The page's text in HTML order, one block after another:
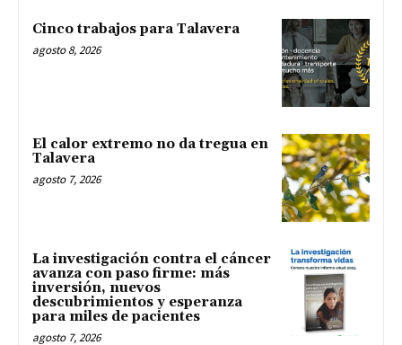
Cinco trabajos para Talavera
agosto 8, 2026
El calor extremo no da tregua en
Talavera
agosto 7, 2026
La investigación contra el cáncer
avanza con paso firme: más
inversión, nuevos
descubrimientos y esperanza
para miles de pacientes
agosto 7, 2026